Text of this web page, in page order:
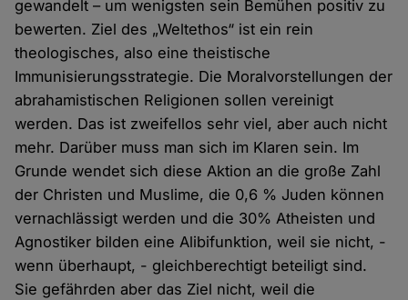
gewandelt – um wenigsten sein Bemühen positiv zu
bewerten. Ziel des „Weltethos“ ist ein rein
theologisches, also eine theistische
Immunisierungsstrategie. Die Moralvorstellungen der
abrahamistischen Religionen sollen vereinigt
werden. Das ist zweifellos sehr viel, aber auch nicht
mehr. Darüber muss man sich im Klaren sein. Im
Grunde wendet sich diese Aktion an die große Zahl
der Christen und Muslime, die 0,6 % Juden können
vernachlässigt werden und die 30% Atheisten und
Agnostiker bilden eine Alibifunktion, weil sie nicht, -
wenn überhaupt, - gleichberechtigt beteiligt sind.
Sie gefährden aber das Ziel nicht, weil die